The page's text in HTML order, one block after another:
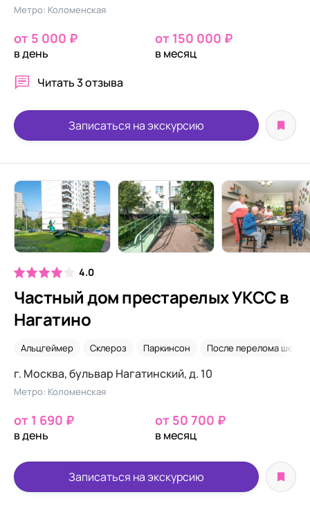
Метро: Коломенская
от 5 000 ₽
в день
от 150 000 ₽
в месяц
Читать3 отзыва
Записаться на экскурсию
4.0
Частный дом престарелых УКСС в
Нагатино
Альцгеймер Склероз Паркинсон После перелома шейки
г. Москва, бульвар Нагатинский, д. 10
Метро: Коломенская
от 1 690 ₽
в день
от 50 700 ₽
в месяц
Записаться на экскурсию